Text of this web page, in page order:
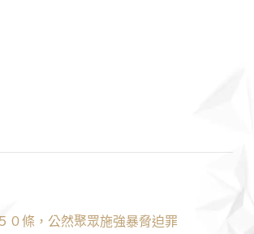
０條，公然聚眾施強暴脅迫罪